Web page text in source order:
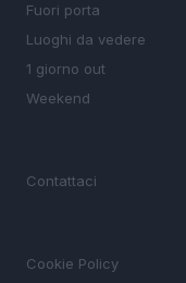
Fuori porta
Luoghi da vedere
1 giorno out
Weekend
Contattaci
Cookie Policy